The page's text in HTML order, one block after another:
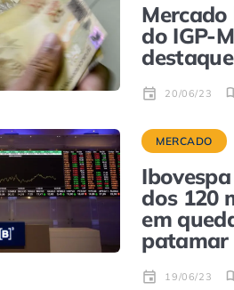
do IGP-
20/06/23
MERCADO
dos 120
em
patamar
19/06/23